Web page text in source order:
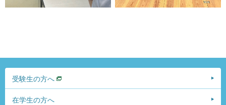
受験生の方へ
在学生の方へ